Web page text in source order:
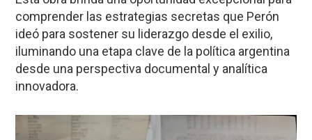
comprender las estrategias secretas que Perón
ideó para sostener su liderazgo desde el exilio,
iluminando una etapa clave de la política argentina
desde una perspectiva documental y analítica
innovadora.